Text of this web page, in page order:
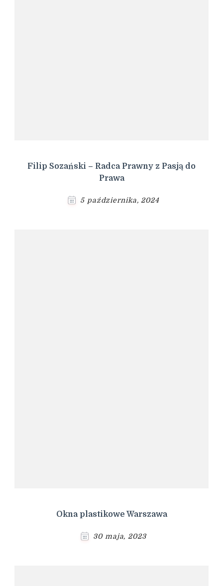
Filip Sozański – Radca Prawny z Pasją do
Prawa
5 października, 2024
Okna plastikowe Warszawa
30 maja, 2023